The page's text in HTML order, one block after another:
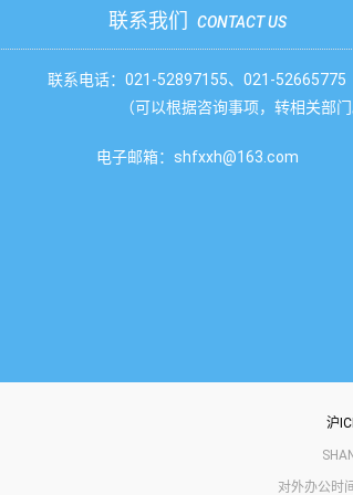
联系我们 CONTACT US
联系电话：021-52897155、021-52665775
（可以根据咨询事项，转相关部门
电子邮箱：shfxxh@163.com
沪
对外办公时